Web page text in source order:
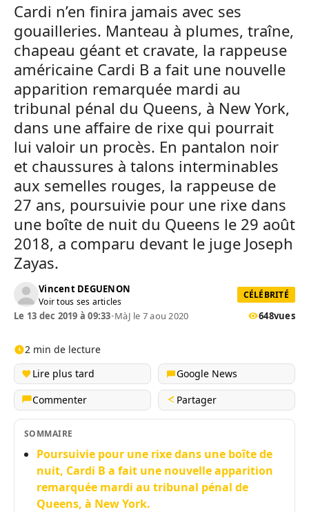
Cardi n’en finira jamais avec ses
gouailleries. Manteau à plumes, traîne,
chapeau géant et cravate, la rappeuse
américaine Cardi B a fait une nouvelle
apparition remarquée mardi au
tribunal pénal du Queens, à New York,
dans une affaire de rixe qui pourrait
lui valoir un procès. En pantalon noir
et chaussures à talons interminables
aux semelles rouges, la rappeuse de
27 ans, poursuivie pour une rixe dans
une boîte de nuit du Queens le 29 août
2018, a comparu devant le juge Joseph
Zayas.
Vincent DEGUENON
Voir tous ses articles
CÉLÉBRITÉ
Le 13 dec 2019 à 09:33•MàJ le 7 aou 2020 648vues
2 min de lecture
Lire plus tard
Google News
Commenter
Partager
SOMMAIRE
Poursuivie pour une rixe dans une boîte de
nuit, Cardi B a fait une nouvelle apparition
remarquée mardi au tribunal pénal de
Queens, à New York.